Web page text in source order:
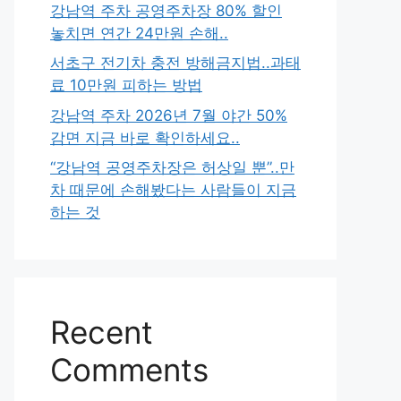
강남역 주차 공영주차장 80% 할인
놓치면 연간 24만원 손해..
서초구 전기차 충전 방해금지법..과태
료 10만원 피하는 방법
강남역 주차 2026년 7월 야간 50%
감면 지금 바로 확인하세요..
“강남역 공영주차장은 허상일 뿐”..만
차 때문에 손해봤다는 사람들이 지금
하는 것
Recent
Comments